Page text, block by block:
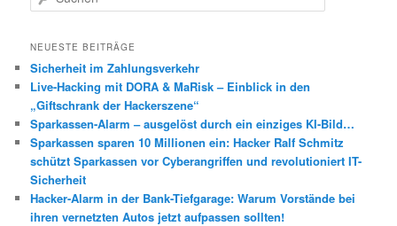
u
h
n
NEUESTE BEITRÄGE
Sicherheit im Zahlungsverkehr
Live-Hacking mit DORA & MaRisk – Einblick in den
„Giftschrank der Hackerszene“
Sparkassen-Alarm – ausgelöst durch ein einziges KI-Bild…
Sparkassen sparen 10 Millionen ein: Hacker Ralf Schmitz
schützt Sparkassen vor Cyberangriffen und revolutioniert IT-
Sicherheit
Hacker-Alarm in der Bank-Tiefgarage: Warum Vorstände bei
ihren vernetzten Autos jetzt aufpassen sollten!